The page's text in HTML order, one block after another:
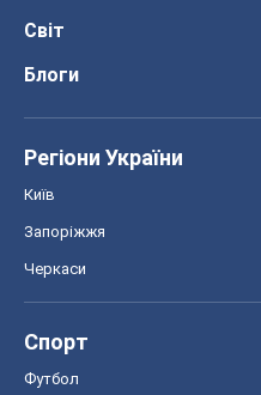
Світ
Блоги
Регіони України
Київ
Запоріжжя
Черкаси
Спорт
Футбол